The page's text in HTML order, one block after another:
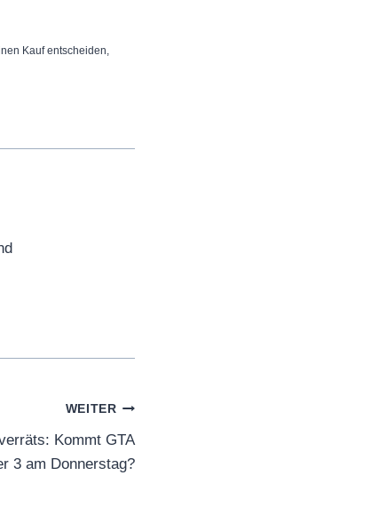
Kauf entscheiden,
WEITER
Kommt GTA
3 am Donnerstag?